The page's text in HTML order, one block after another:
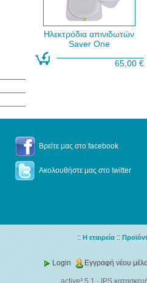
Ηλεκτρόδια απινιδωτών
Saver One
65,00 €
Βρείτε μας στο facebook
Ακολουθήστε μας στο twitter
::Η εταιρεία::
Login Εγγραφή νέου
active³ 5.1·IPS